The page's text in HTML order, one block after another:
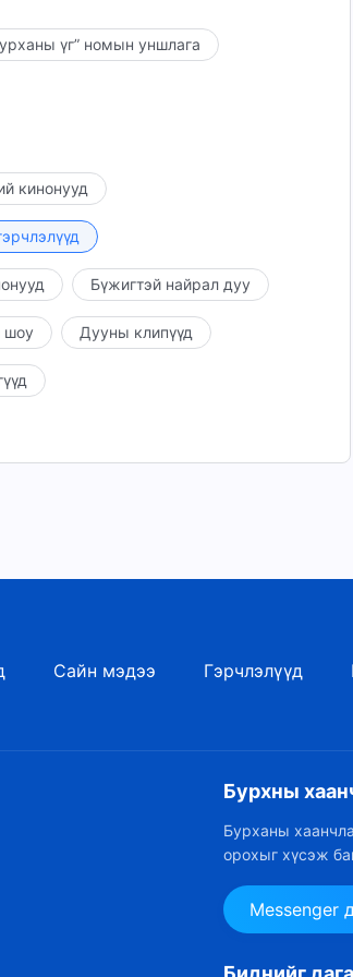
үг” номын уншлага
кинонууд
Бүжигтэй найрал дуу
шоу Дууны клипүүд
Сайн мэдээ Гэрчлэлүүд
Бурхны
Бурханы
орохыг хүсэж
Messenger